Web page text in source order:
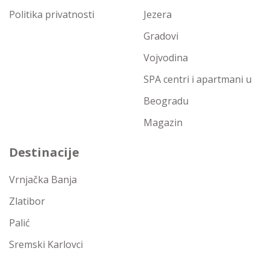
Politika privatnosti
Jezera
Gradovi
Vojvodina
SPA centri i apartmani u
Beogradu
Magazin
Destinacije
Vrnjačka Banja
Zlatibor
Palić
Sremski Karlovci